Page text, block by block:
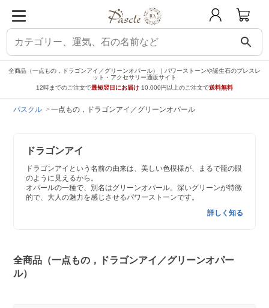
search
全商品（一点もの，ドラゴンアイ／グリーンオパール）｜パワーストーンや誕生石のブレスレ
ット・アクセサリー通販サイト
12時までのご注文で最短翌日にお届け 10,000円以上のご注文で送料無料
パスクル 一点もの，ドラゴンアイ／グリーンオパール
ドラゴンアイ
ドラゴンアイという名前の由来は、美しい色模様が、まるで龍の眼
のように見えるから。
オパールの一種で、別名はグリーンオパール。深いグリーンが特徴
的で、大人の魅力を感じさせるパワーストーンです。
詳しく知る
全商品（一点もの，ドラゴンアイ／グリーンオパー
ル）